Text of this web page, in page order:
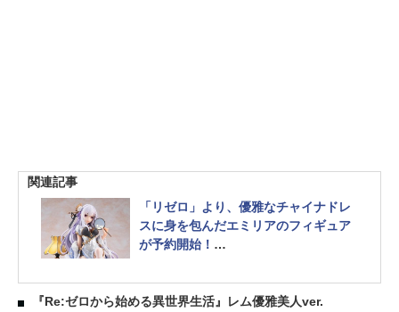
関連記事
「リゼロ」より、優雅なチャイナドレ
スに身を包んだエミリアのフィギュア
が予約開始！
『Re:ゼロから始める異世界生活』レム優雅美人ver.